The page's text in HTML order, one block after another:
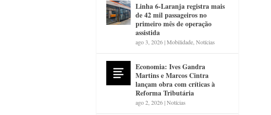
Linha 6-Laranja registra mais
de 42 mil passageiros no
primeiro mês de operação
assistida
ago 3, 2026|Mobilidade ,Notícias
Economia: Ives Gandra
Martins e Marcos Cintra
lançam obra com críticas à
Reforma Tributária
ago 2, 2026|Notícias